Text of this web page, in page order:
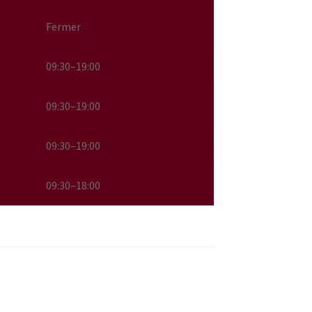
Fermer
09:30–19:00
09:30–19:00
09:30–19:00
09:30–18:00